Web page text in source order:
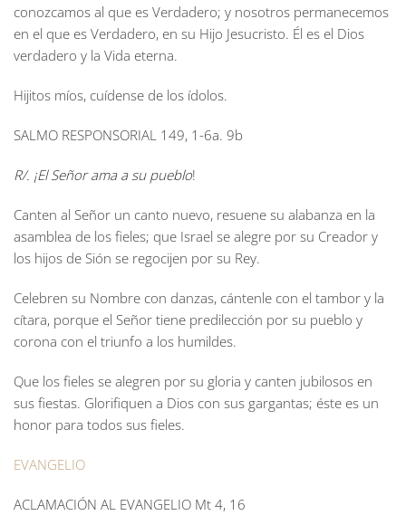
conozcamos al que es Verdadero; y nosotros permanecemos
en el que es Verdadero, en su Hijo Jesucristo. Él es el Dios
verdadero y la Vida eterna.
Hijitos míos, cuídense de los ídolos.
SALMO RESPONSORIAL 149, 1-6a. 9b
R/. ¡El Señor ama a su pueblo!
Canten al Señor un canto nuevo, resuene su alabanza en la
asamblea de los fieles; que Israel se alegre por su Creador y
los hijos de Sión se regocijen por su Rey.
Celebren su Nombre con danzas, cántenle con el tambor y la
cítara, porque el Señor tiene predilección por su pueblo y
corona con el triunfo a los humildes.
Que los fieles se alegren por su gloria y canten jubilosos en
sus fiestas. Glorifiquen a Dios con sus gargantas; éste es un
honor para todos sus fieles.
EVANGELIO
ACLAMACIÓN AL EVANGELIO Mt 4, 16